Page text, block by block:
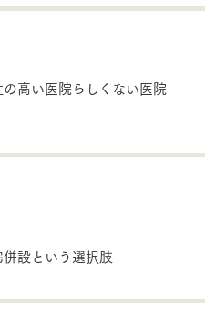
高い医院らしくない医院
設という選択肢